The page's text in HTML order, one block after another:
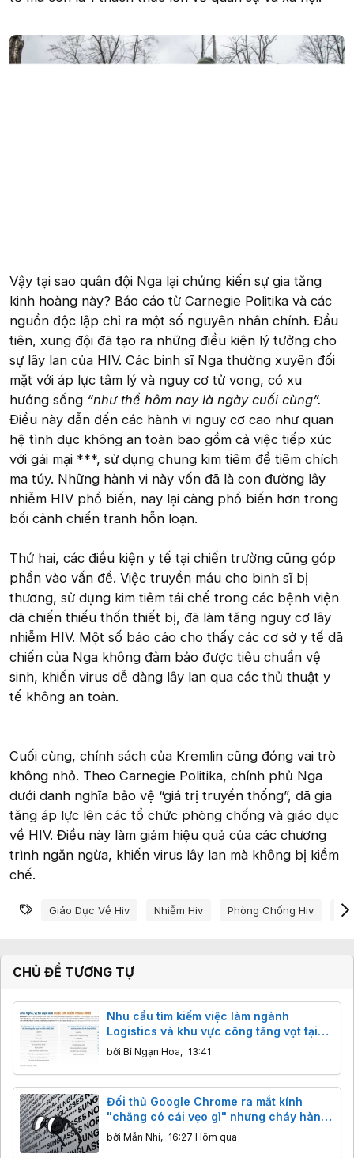
Vậy tại sao quân đội Nga lại chứng kiến sự gia tăng
kinh hoàng này? Báo cáo từ Carnegie Politika và các
nguồn độc lập chỉ ra một số nguyên nhân chính. Đầu
tiên, xung đội đã tạo ra những điều kiện lý tưởng cho
sự lây lan của HIV. Các binh sĩ Nga thường xuyên đối
mặt với áp lực tâm lý và nguy cơ tử vong, có xu
hướng sống “như thể hôm nay là ngày cuối cùng”.
Điều này dẫn đến các hành vi nguy cơ cao như quan
hệ tình dục không an toàn bao gồm cả việc tiếp xúc
với gái mại ***, sử dụng chung kim tiêm để tiêm chích
ma túy. Những hành vi này vốn đã là con đường lây
nhiễm HIV phổ biến, nay lại càng phổ biến hơn trong
bối cảnh chiến tranh hỗn loạn.
Thứ hai, các điều kiện y tế tại chiến trường cũng góp
phần vào vấn đề. Việc truyền máu cho binh sĩ bị
thương, sử dụng kim tiêm tái chế trong các bệnh viện
dã chiến thiếu thốn thiết bị, đã làm tăng nguy cơ lây
nhiễm HIV. Một số báo cáo cho thấy các cơ sở y tế dã
chiến của Nga không đảm bảo được tiêu chuẩn vệ
sinh, khiến virus dễ dàng lây lan qua các thủ thuật y
tế không an toàn.
Cuối cùng, chính sách của Kremlin cũng đóng vai trò
không nhỏ. Theo Carnegie Politika, chính phủ Nga
dưới danh nghĩa bảo vệ “giá trị truyền thống”, đã gia
tăng áp lực lên các tổ chức phòng chống và giáo dục
về HIV. Điều này làm giảm hiệu quả của các chương
trình ngăn ngừa, khiến virus lây lan mà không bị kiềm
chế.
Từ khóa
Giáo Dục Về Hiv Nhiễm Hiv Phòng Chống Hiv
CHỦ ĐỀ TƯƠNG TỰ
Nhu cầu tìm kiếm việc làm ngành
Logistics và khu vực công tăng vọt tại
Việt Nam
bởi Bỉ Ngạn Hoa, 13:41
Đối thủ Google Chrome ra mắt kính
"chẳng có cái vẹo gì" nhưng cháy hàng
ngay lập tức
bởi Mẫn Nhi, 16:27 Hôm qua